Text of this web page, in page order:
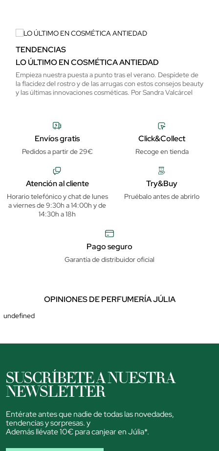
TENDENCIAS
LO ÚLTIMO EN COSMÉTICA ANTIEDAD
Empieza nuestra puesta a punto tras el verano. Despídete de
la flacidez del rostro y de las arrugas con estos consejos beauty
y las últimas innovaciones cosméticas. Por Sandra Valcárcel
Envíos gratis
Pedidos a partir de 29€
Click&Collect
Recoge en tienda
Atención al cliente
Horario telefónico y chat de lunes
a viernes de 9:30h a 14:00h y de
14:30h a 18h
Try&Buy
Pruébalo antes de abrirlo
Pago seguro
Garantía de distribuidor oficial
OPINIONES DE PERFUMERÍA JÚLIA
undefined
SUSCRÍBETE A NUESTRA
NEWSLETTER
Entérate antes que nadie de todas las novedades,
tendencias y sorpresas. y
Además llévate 10€ para canjear en Júlia*.